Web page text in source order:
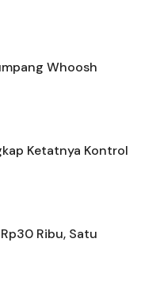
Whoosh
Ketatnya Kontrol
Ribu, Satu